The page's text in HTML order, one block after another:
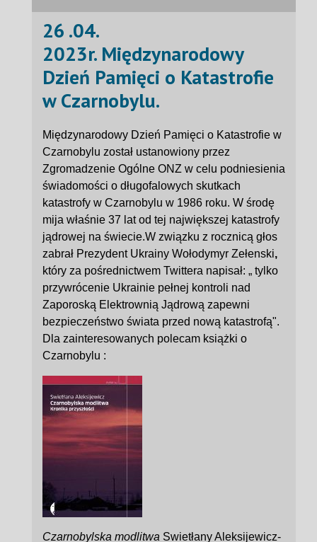
26 .04.
2023r. Międzynarodowy
Dzień Pamięci o Katastrofie
w Czarnobylu.
Międzynarodowy Dzień Pamięci o Katastrofie w
Czarnobylu został ustanowiony przez
Zgromadzenie Ogólne ONZ w celu podniesienia
świadomości o długofalowych skutkach
katastrofy w Czarnobylu w 1986 roku. W środę
mija właśnie 37 lat od tej największej katastrofy
jądrowej na świecie.W związku z rocznicą głos
zabrał Prezydent Ukrainy Wołodymyr Zełenski,
który za pośrednictwem Twittera napisał: „ tylko
przywrócenie Ukrainie pełnej kontroli nad
Zaporoską Elektrownią Jądrową zapewni
bezpieczeństwo świata przed nową katastrofą".
Dla zainteresowanych polecam książki o
Czarnobylu :
Czarnobylska modlitwa Swietłany Aleksijewicz-